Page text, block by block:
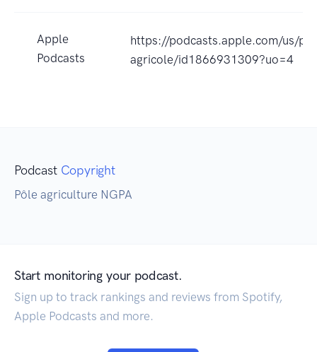
Apple
Podcasts
https://podcasts.apple.com/us/
agricole/id1866931309?uo=4
Podcast Copyright
Pôle agriculture NGPA
Start monitoring your podcast.
Sign up to track rankings and reviews from Spotify,
Apple Podcasts and more.